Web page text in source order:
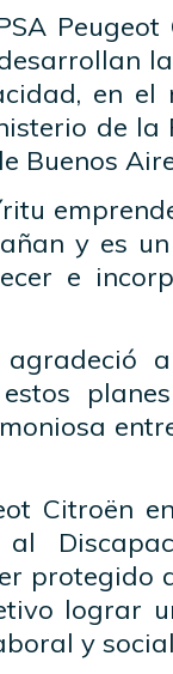
en
de la
Buenos
y es
e
Citroën
protegido
lograr
y